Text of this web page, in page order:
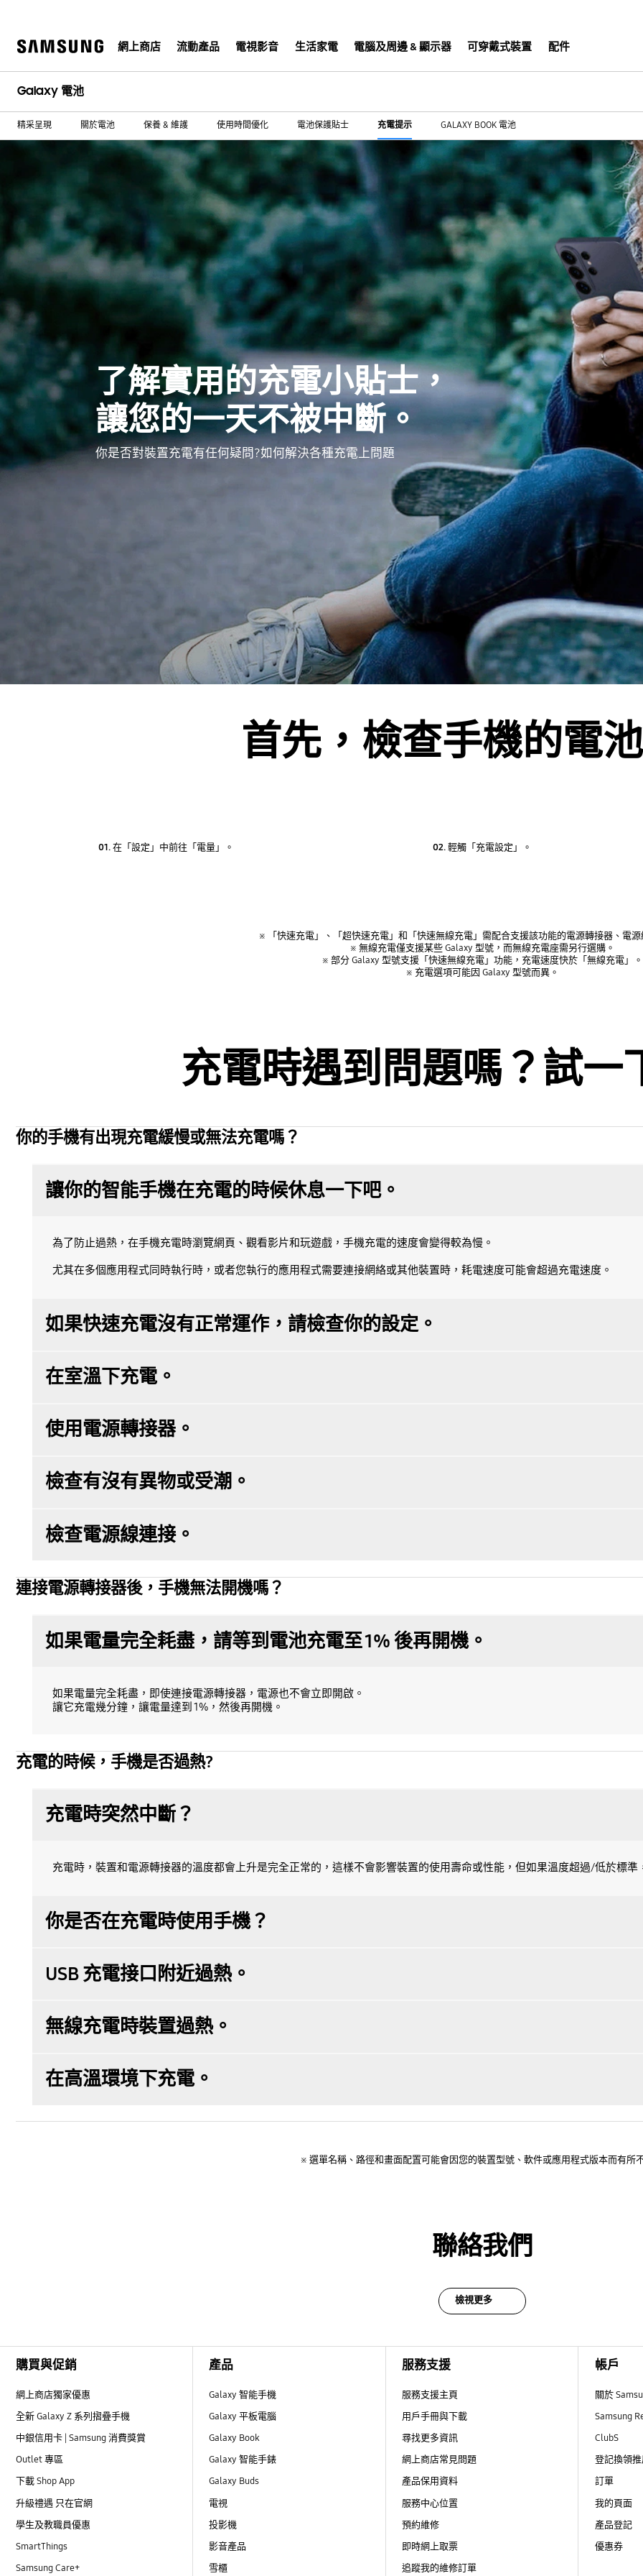
網上商店 流動產品 電視影音 生活家電 電腦及周邊 & 顯示器 可穿戴式裝置 配件
Galaxy 電池
精采呈現 關於電池 保養 & 維護 使用時間優化 電池保護貼士 充電提示 GALAXY BOOK 電池
了解實用的充電小貼士，
讓您的一天不被中斷。
你是否對裝置充電有任何疑問?如何解決各種充電上問題
首先，檢查手機的電
01.在「設定」中前往「電量」。 02.輕觸「充電設定」。
※ 「快速充電」、「超快速充電」和「快速無線充電」需配合支援該功能的電源轉接器、電
※ 無線充電僅支援某些 Galaxy 型號，而無線充電座需另行選購。
※ 部分 Galaxy 型號支援「快速無線充電」功能，充電速度快於「無線充電」。
※ 充電選項可能因 Galaxy 型號而異。
充電時遇到問題嗎？試一
你的手機有出現充電緩慢或無法充電嗎？
讓你的智能手機在充電的時候休息一下吧。
為了防止過熱，在手機充電時瀏覽網頁、觀看影片和玩遊戲，手機充電的速度會變得較為慢。
尤其在多個應用程式同時執行時，或者您執行的應用程式需要連接網絡或其他裝置時，耗電速度可能會超過充電速度。
如果快速充電沒有正常運作，請檢查你的設定。
在室溫下充電。
使用電源轉接器。
檢查有沒有異物或受潮。
檢查電源線連接。
連接電源轉接器後，手機無法開機嗎？
如果電量完全耗盡，請等到電池充電至 1% 後再開機。
如果電量完全耗盡，即使連接電源轉接器，電源也不會立即開啟。
讓它充電幾分鐘，讓電量達到 1%，然後再開機。
充電的時候，手機是否過熱?
充電時突然中斷？
充電時，裝置和電源轉接器的溫度都會上升是完全正常的，這樣不會影響裝置的使用壽命或性能，但如果溫度超過/低於標
你是否在充電時使用手機？
USB 充電接口附近過熱。
無線充電時裝置過熱。
在高溫環境下充電。
※ 選單名稱、路徑和畫面配置可能會因您的裝置型號、軟件或應用程式版本而有所
聯絡我們
檢視更多
購買與促銷
網上商店獨家優惠
全新 Galaxy Z 系列摺疊手機
中銀信用卡 | Samsung 消費獎賞
Outlet 專區
下載 Shop App
升級禮遇 只在官網
學生及教職員優惠
SmartThings
Samsung Care+
產品
Galaxy 智能手機
Galaxy 平板電腦
Galaxy Book
Galaxy 智能手錶
Galaxy Buds
電視
投影機
影音產品
雪櫃
服務支援
服務支援主頁
用戶手冊與下載
尋找更多資訊
網上商店常見問題
產品保用資料
服務中心位置
預約維修
即時網上取票
追蹤我的維修訂單
帳戶
關於
Samsung
ClubS
登記換領
訂單
我的頁面
產品登記
優惠券